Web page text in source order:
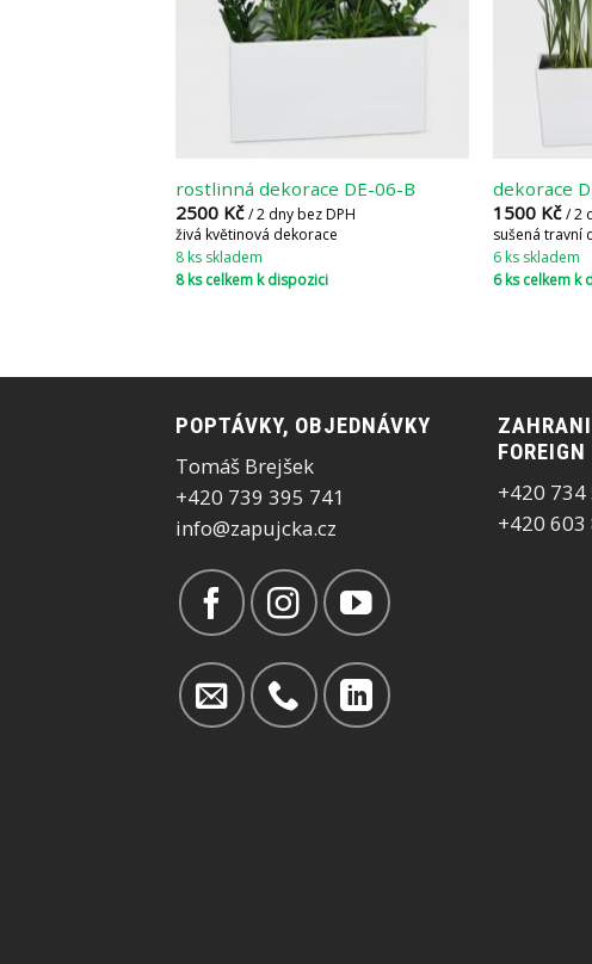
rostlinná dekorace DE-06-B
2500 Kč / 2 dny bez DPH
živá květinová dekorace
8 ks skladem
8 ks celkem k dispozici
dekorace
1500 Kč / 2
sušená travní
6 ks skladem
6 ks celkem k
POPTÁVKY, OBJEDNÁVKY
Tomáš Brejšek
+420 739 395 741
info@zapujcka.cz
+420 734
+420 603